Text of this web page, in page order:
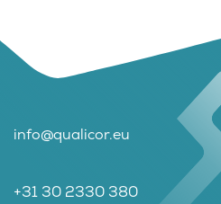
info@qualicor.eu
+31 30 2330 380